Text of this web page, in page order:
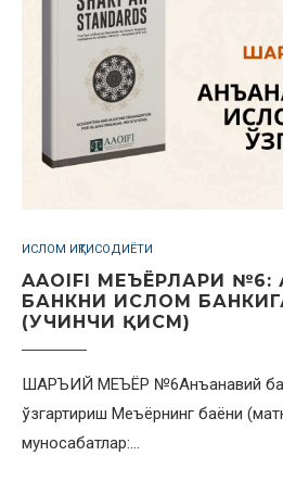
ИСЛОМ ИҚТИСОДИЁТИ
AAOIFI МЕЪЁРЛАРИ
БАНКНИ ИСЛОМ
(УЧИНЧИ ҚИСМ)
ШАРЪИЙ МЕЪЁР №6Анъанавий
ўзгартириш Меъёрнинг баёни
муносабатлар:…